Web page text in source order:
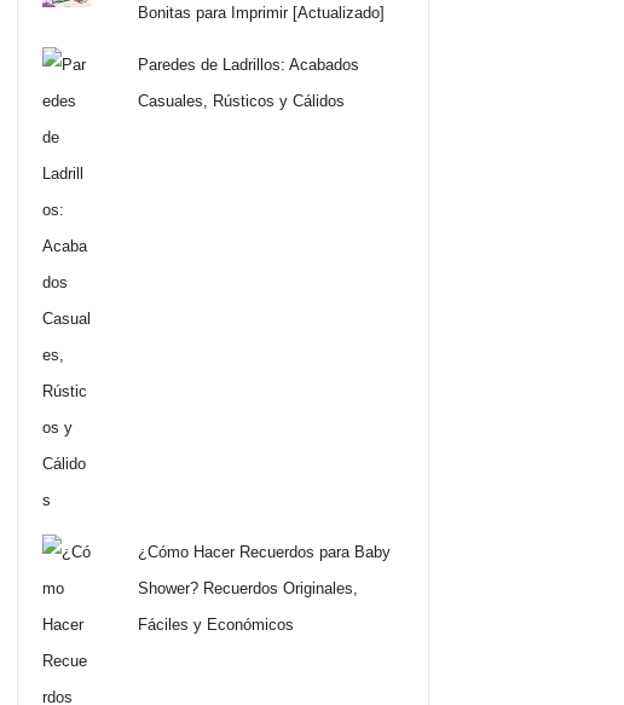
Bonitas para Imprimir [Actualizado]
Paredes de Ladrillos: Acabados
Casuales, Rústicos y Cálidos
¿Cómo Hacer Recuerdos para Baby
Shower? Recuerdos Originales,
Fáciles y Económicos